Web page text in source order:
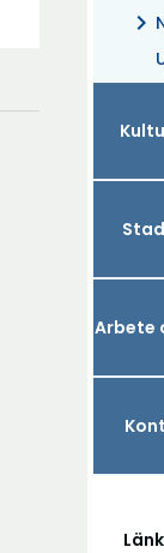
chevron_right
Arbete